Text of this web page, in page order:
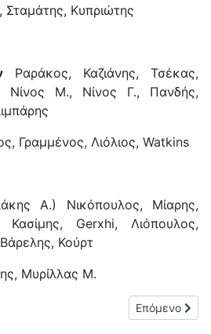
Σταμάτης, Κυπριώτης
Ραράκος, Καζιάνης, Τσέκας,
Νίνος Μ., Νίνος Γ., Πανδής,
Γραμμένος, Λιόλιος, Watkins
Α.) Νικόπουλος, Μίαρης,
Κασίμης, Gerxhi, Λιόπουλος,
Κούρτ
Μυρίλλας Μ.
ΑΟ Αυλωναρίου ο Αντώνης Μάρτης!
Επόμενο
Επόμενο